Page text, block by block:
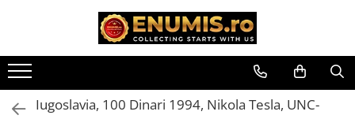
Monede Romania
Iugoslavia, 100 Dinari 1994, Nikola Tesla, UNC-